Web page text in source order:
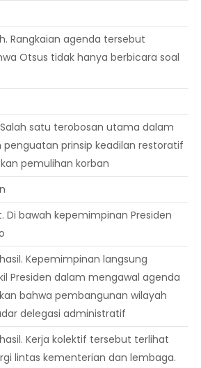
Rangkaian agenda tersebut
Otsus tidak hanya berbicara soal
satu terobosan utama dalam
penguatan prinsip keadilan restoratif
pemulihan korban
bawah kepemimpinan Presiden
Kepemimpinan langsung
Presiden dalam mengawal agenda
bahwa pembangunan wilayah
delegasi administratif
Kerja kolektif tersebut terlihat
lintas kementerian dan lembaga.